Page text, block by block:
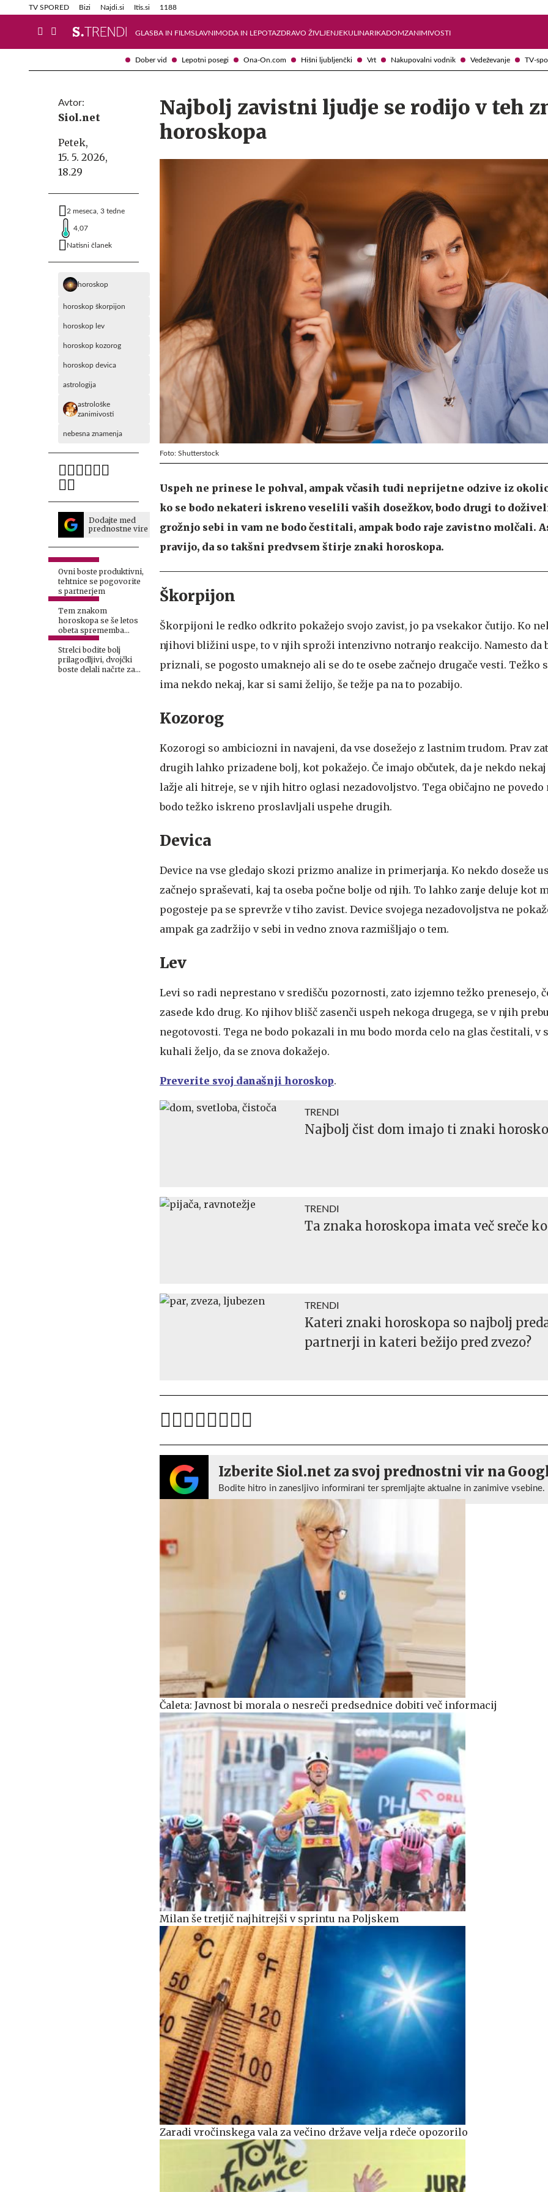
Dober vid Lepotni posegi Ona-On.com Hišni ljubljenčki Vrt Nakupovalni vodnik Vedeževanje TV-
TV SPORED Bizi Najdi.si Itis.si 1188
GLASBA IN FILMSLAVNIMODA IN LEPOTAZDRAVO ŽIVLJENJEKULINARIKADOMZANIMIVOSTI
Info in obvestila Tehnik
Avtor:
Siol.net
Petek,
15. 5. 2026,
18.29
2 meseca, 3 tedne
4,07
Natisni članek
horoskop
horoskop škorpijon
horoskop lev
horoskop kozorog
horoskop devica
astrologija
astrološke
zanimivosti
nebesna znamenja
Dodajte med
prednostne vire
Ovni boste produktivni,
tehtnice se pogovorite
s partnerjem
Tem znakom
horoskopa se še letos
obeta sprememba
naslova
Strelci bodite bolj
prilagodljivi, dvojčki
boste delali načrte za
Najbolj zavistni ljudje se rodijo v teh
horoskopa
Foto: Shutterstock
Uspeh ne prinese le pohval, ampak včasih tudi neprijetne odzive iz
ko se bodo nekateri iskreno veselili vaših dosežkov, bodo drugi to
grožnjo sebi in vam ne bodo čestitali, ampak bodo raje zavistno molčali.
pravijo, da so takšni predvsem štirje znaki horoskopa.
Škorpijon
Škorpijoni le redko odkrito pokažejo svojo zavist, jo pa vsekakor čutijo. Ko
njihovi bližini uspe, to v njih sproži intenzivno notranjo reakcijo. Namesto da
priznali, se pogosto umaknejo ali se do te osebe začnejo drugače vesti. Težko
ima nekdo nekaj, kar si sami želijo, še težje pa na to pozabijo.
Kozorog
Kozorogi so ambiciozni in navajeni, da vse dosežejo z lastnim trudom. Prav
drugih lahko prizadene bolj, kot pokažejo. Če imajo občutek, da je nekdo
lažje ali hitreje, se v njih hitro oglasi nezadovoljstvo. Tega običajno ne povedo
bodo težko iskreno proslavljali uspehe drugih.
Devica
Device na vse gledajo skozi prizmo analize in primerjanja. Ko nekdo doseže
začnejo spraševati, kaj ta oseba počne bolje od njih. To lahko zanje deluje kot
pogosteje pa se sprevrže v tiho zavist. Device svojega nezadovoljstva ne
ampak ga zadržijo v sebi in vedno znova razmišljajo o tem.
Lev
Levi so radi neprestano v središču pozornosti, zato izjemno težko prenesejo,
zasede kdo drug. Ko njihov blišč zasenči uspeh nekoga drugega, se v njih
negotovosti. Tega ne bodo pokazali in mu bodo morda celo na glas čestitali, v
kuhali željo, da se znova dokažejo.
Preverite svoj današnji horoskop.
TRENDI
Najbolj čist dom imajo ti znaki
TRENDI
Ta znaka horoskopa imata več sreče
TRENDI
Kateri znaki horoskopa so najbolj
partnerji in kateri bežijo pred zvezo?
Izberite Siol.net za svoj prednostni vir na
Bodite hitro in zanesljivo informirani ter spremljajte aktualne in zanimive vsebine.
Čaleta: Javnost bi morala o nesreči predsednice dobiti več informacij
Milan še tretjič najhitrejši v sprintu na Poljskem
Zaradi vročinskega vala za večino države velja rdeče opozorilo